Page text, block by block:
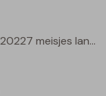
Sarra W20227 meisjes lange broek Bruin donker